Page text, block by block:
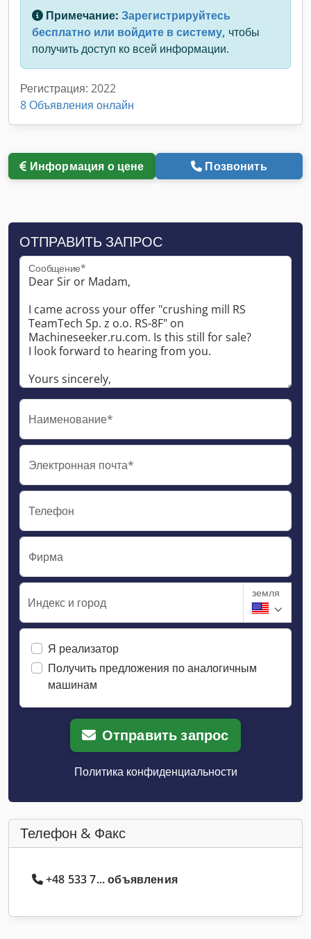
Примечание: Зарегистрируйтесь
бесплатно или войдите в систему, чтобы
получить доступ ко всей информации.
Регистрация: 2022
8 Объявления онлайн
Информация о цене Позвонить
ОТПРАВИТЬ ЗАПРОС
Сообщение*
Наименование*
Электронная почта*
Телефон
Фирма
Индекс и город
земля
Я реализатор
Получить предложения по аналогичным
машинам
Отправить запрос
Политика конфиденциальности
Телефон & Факс
+48 533 7... объявления